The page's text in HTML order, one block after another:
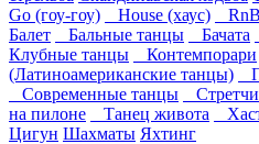
Go (гоу-гоу)
House (хаус) RnB
Балет
Бальные танцы Бачата
Клубные танцы
Контемпорари
(Латиноамериканские танцы)
Современные танцы
на пилоне
Танец живота
Цигун Шахматы Яхтинг